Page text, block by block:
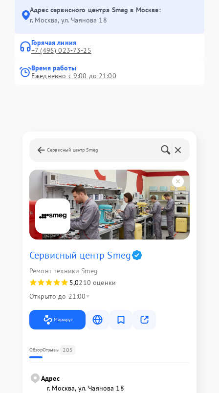
Адрес сервисного центра Smeg в Москве:
г. Москва, ул. Чаянова 18
Горячая линия
+7 (495) 023-73-25
Время работы
Ежедневно с 9:00 до 21:00
Сервисный центр Smeg
Сервисный центр Smeg
Ремонт техники Smeg
5,0210 оценки
Открыто до 21:00
Маршрут
ОбзорОтзывы 205
Адрес
г. Москва, ул. Чаянова 18